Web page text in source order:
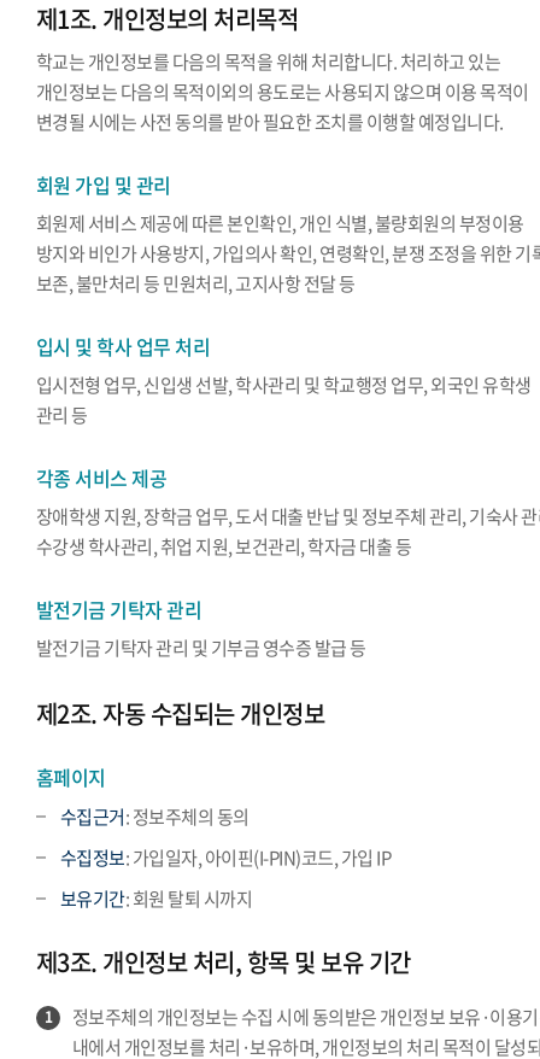
제1조. 개인정보의 처리목적
학교는 개인정보를 다음의 목적을 위해 처리합니다. 처리하고 있는
개인정보는 다음의 목적이외의 용도로는 사용되지 않으며 이용 목적이
변경될 시에는 사전 동의를 받아 필요한 조치를 이행할 예정입니다.
회원 가입 및 관리
회원제 서비스 제공에 따른 본인확인, 개인 식별, 불량회원의 부정이용
방지와 비인가 사용방지, 가입의사 확인, 연령확인, 분쟁 조정을 위한 기
보존, 불만처리 등 민원처리, 고지사항 전달 등
입시 및 학사 업무 처리
입시전형 업무, 신입생 선발, 학사관리 및 학교행정 업무, 외국인 유학생
관리 등
각종 서비스 제공
장애학생 지원, 장학금 업무, 도서 대출 반납 및 정보주체 관리, 기숙사
수강생 학사관리, 취업 지원, 보건관리, 학자금 대출 등
발전기금 기탁자 관리
발전기금 기탁자 관리 및 기부금 영수증 발급 등
제2조. 자동 수집되는 개인정보
홈페이지
수집근거: 정보주체의 동의
수집정보: 가입일자, 아이핀(I-PIN)코드, 가입 IP
보유기간: 회원 탈퇴 시까지
제3조. 개인정보 처리, 항목 및 보유 기간
1
정보주체의 개인정보는 수집 시에 동의받은 개인정보 보유·이용
내에서 개인정보를 처리·보유하며, 개인정보의 처리 목적이 달성